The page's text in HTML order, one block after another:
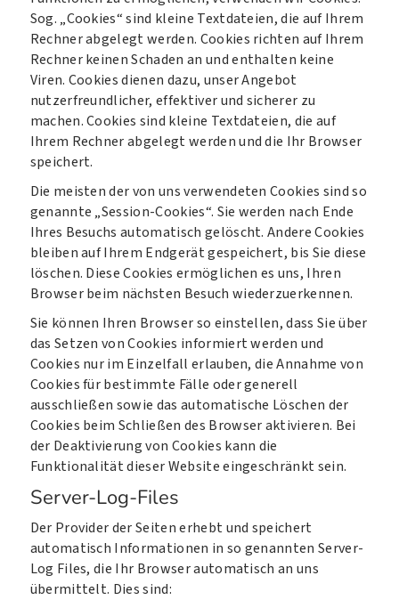
Sog. „Cookies“ sind kleine Textdateien, die auf Ihrem
Rechner abgelegt werden. Cookies richten auf Ihrem
Rechner keinen Schaden an und enthalten keine
Viren. Cookies dienen dazu, unser Angebot
nutzerfreundlicher, effektiver und sicherer zu
machen. Cookies sind kleine Textdateien, die auf
Ihrem Rechner abgelegt werden und die Ihr Browser
speichert.
Die meisten der von uns verwendeten Cookies sind so
genannte „Session-Cookies“. Sie werden nach Ende
Ihres Besuchs automatisch gelöscht. Andere Cookies
bleiben auf Ihrem Endgerät gespeichert, bis Sie diese
löschen. Diese Cookies ermöglichen es uns, Ihren
Browser beim nächsten Besuch wiederzuerkennen.
Sie können Ihren Browser so einstellen, dass Sie über
das Setzen von Cookies informiert werden und
Cookies nur im Einzelfall erlauben, die Annahme von
Cookies für bestimmte Fälle oder generell
ausschließen sowie das automatische Löschen der
Cookies beim Schließen des Browser aktivieren. Bei
der Deaktivierung von Cookies kann die
Funktionalität dieser Website eingeschränkt sein.
Server-Log-Files
Der Provider der Seiten erhebt und speichert
automatisch Informationen in so genannten Server-
Log Files, die Ihr Browser automatisch an uns
übermittelt. Dies sind: